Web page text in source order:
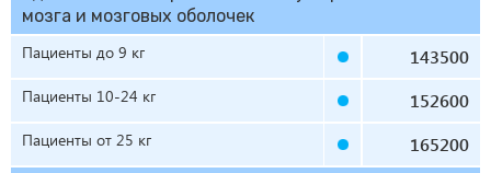
мозга и мозговых оболочек
Пациенты до 9 кг
143500
Пациенты 10-24 кг 152600
Пациенты от 25 кг 165200